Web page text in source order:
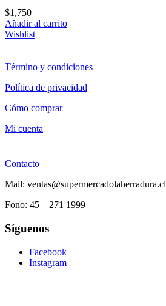
$1,750
Añadir al carrito
Wishlist
Término y condiciones
Política de privacidad
Cómo comprar
Mi cuenta
Contacto
Mail: ventas@supermercadolaherradura.cl
Fono: 45 – 271 1999
Síguenos
Facebook
Instagram